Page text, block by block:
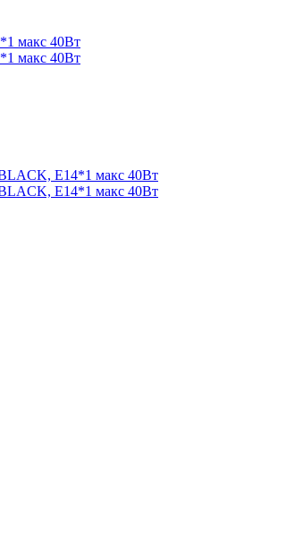
макс 40Вт
макс 40Вт
E14*1 макс 40Вт
E14*1 макс 40Вт